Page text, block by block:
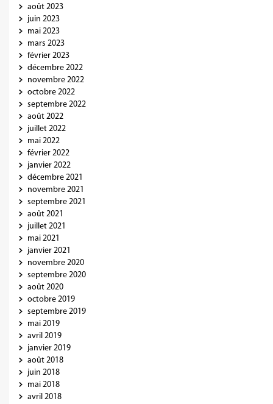
août 2023
juin 2023
mai 2023
mars 2023
février 2023
décembre 2022
novembre 2022
octobre 2022
septembre 2022
août 2022
juillet 2022
mai 2022
février 2022
janvier 2022
décembre 2021
novembre 2021
septembre 2021
août 2021
juillet 2021
mai 2021
janvier 2021
novembre 2020
septembre 2020
août 2020
octobre 2019
septembre 2019
mai 2019
avril 2019
janvier 2019
août 2018
juin 2018
mai 2018
avril 2018